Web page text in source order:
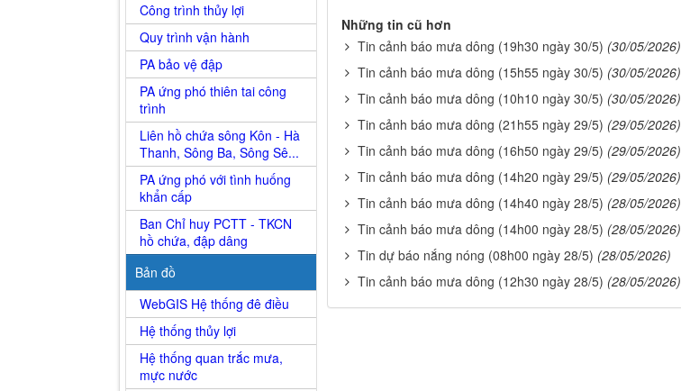
Những tin cũ hơn
Tin cảnh báo mưa dông (19h30 ngày 30/5) (30/05/2026)
Tin cảnh báo mưa dông (15h55 ngày 30/5) (30/05/2026)
Tin cảnh báo mưa dông (10h10 ngày 30/5) (30/05/2026)
Tin cảnh báo mưa dông (21h55 ngày 29/5) (29/05/2026)
Tin cảnh báo mưa dông (16h50 ngày 29/5) (29/05/2026)
Tin cảnh báo mưa dông (14h20 ngày 29/5) (29/05/2026)
Tin cảnh báo mưa dông (14h40 ngày 28/5) (28/05/2026)
Tin cảnh báo mưa dông (14h00 ngày 28/5) (28/05/2026)
Tin dự báo nắng nóng (08h00 ngày 28/5) (28/05/2026)
Tin cảnh báo mưa dông (12h30 ngày 28/5) (28/05/2026)
Công trình thủy lợi
Quy trình vận hành
PA bảo vệ đập
PA ứng phó thiên tai công
trình
Liên hồ chứa sông Kôn - Hà
Thanh, Sông Ba, Sông Sê...
PA ứng phó với tình huống
khẩn cấp
Ban Chỉ huy PCTT - TKCN
hồ chứa, đập dâng
Bản đồ
WebGIS Hệ thống đê điều
Hệ thống thủy lợi
Hệ thống quan trắc mưa,
mực nước